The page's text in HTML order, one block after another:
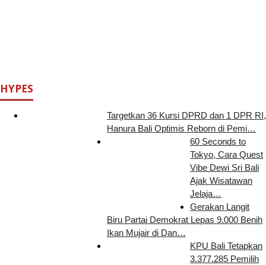
HYPES
Targetkan 36 Kursi DPRD dan 1 DPR RI,
Hanura Bali Optimis Reborn di Pemi…
60 Seconds to
Tokyo, Cara Quest
Vibe Dewi Sri Bali
Ajak Wisatawan
Jelaja…
Gerakan Langit
Biru Partai Demokrat Lepas 9.000 Benih
Ikan Mujair di Dan…
KPU Bali Tetapkan
3.377.285 Pemilih